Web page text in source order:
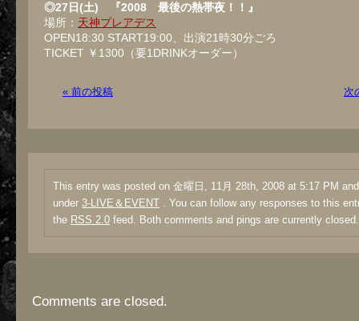
◎27日(土) 『2008 最後の熱帯夜！！』
場所： 天神プレアデス
OPEN18:30 START19:00、出演21時30分ごろ
TICKET ￥1300（要1DRINKオーダー）
« 前の投稿 次
This entry was posted on 金曜日, 11月 28th, 2008 at 5:17 PM
under 3-LIVE＆EVENT . You can follow any responses to this
the RSS 2.0 feed. Both comments and pings are currently closed.
Comments are closed.